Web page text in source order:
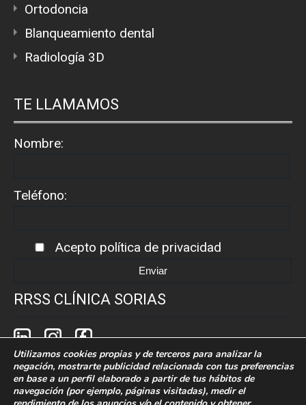
Ortodoncia
Blanqueamiento dental
Radiología 3D
TE LLAMAMOS
Nombre:
Teléfono:
Acepto política de privacidad
RRSS CLÍNICA SORIAS
Utilizamos cookies propias y de terceros para analizar la
negación, mostrarte publicidad relacionada con tus preferencias
en base a un perfil elaborado a partir de tus hábitos de
navegación (por ejemplo, páginas visitadas), medir el